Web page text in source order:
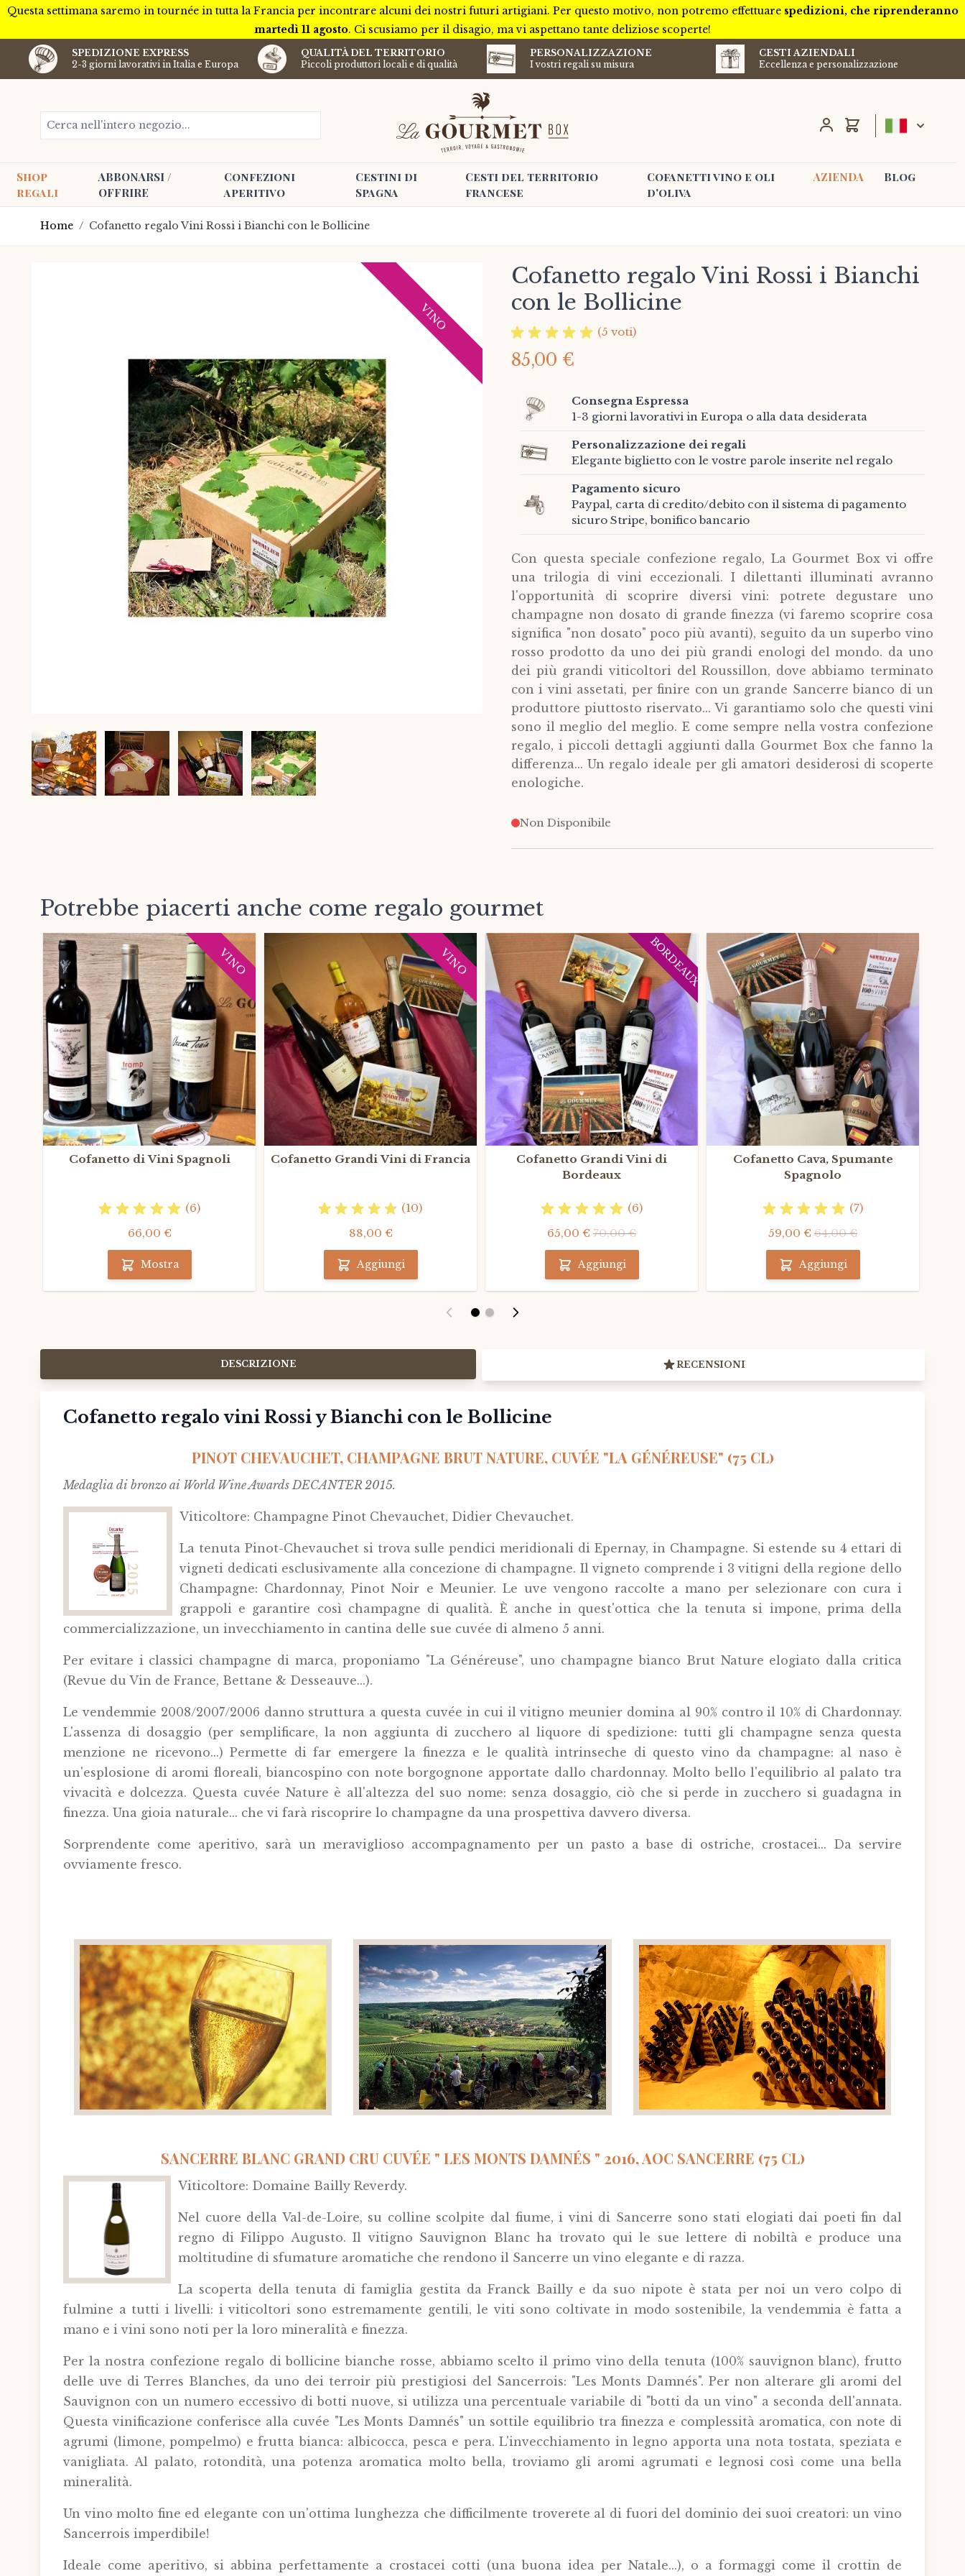
Questa settimana saremo in tournée in tutta la Francia per incontrare alcuni dei nostri futuri artigiani. Per questo motivo, non potremo effettuare spedizioni, che riprenderanno
martedì 11 agosto. Ci scusiamo per il disagio, ma vi aspettano tante deliziose scoperte!
SPEDIZIONE EXPRESS
2-3 giorni lavorativi in Italia e Europa
QUALITÀ DEL TERRITORIO
Piccoli produttori locali e di qualità
PERSONALIZZAZIONE
I vostri regali su misura
CESTI AZIENDALI
Eccellenza e personalizzazione
Cerca nell'intero negozio... Carrello
Shop
regali
ABBONARSI /
OFFRIRE
Confezioni
aperitivo
Cestini di
Spagna
Cesti del territorio
francese
Cofanetti vino e oli
d'oliva
AZIENDA Blog
Home / Cofanetto regalo Vini Rossi i Bianchi con le Bollicine
VINO
Cofanetto regalo Vini Rossi i Bianchi
con le Bollicine
(5 voti)
85,00 €
Consegna Espressa
1-3 giorni lavorativi in Europa o alla data desiderata
Personalizzazione dei regali
Elegante biglietto con le vostre parole inserite nel regalo
Pagamento sicuro
Paypal, carta di credito/debito con il sistema di pagamento
sicuro Stripe, bonifico bancario
Con questa speciale confezione regalo, La Gourmet Box vi offre
una trilogia di vini eccezionali. I dilettanti illuminati avranno
l'opportunità di scoprire diversi vini: potrete degustare uno
champagne non dosato di grande finezza (vi faremo scoprire cosa
significa "non dosato" poco più avanti), seguito da un superbo vino
rosso prodotto da uno dei più grandi enologi del mondo. da uno
dei più grandi viticoltori del Roussillon, dove abbiamo terminato
con i vini assetati, per finire con un grande Sancerre bianco di un
produttore piuttosto riservato... Vi garantiamo solo che questi vini
sono il meglio del meglio. E come sempre nella vostra confezione
regalo, i piccoli dettagli aggiunti dalla Gourmet Box che fanno la
differenza... Un regalo ideale per gli amatori desiderosi di scoperte
enologiche.
Non Disponibile
Potrebbe piacerti anche come regalo gourmet
VINO
Cofanetto di Vini Spagnoli
(6)
66,00 €
Mostra
VINO
Cofanetto Grandi Vini di Francia
(10)
88,00 €
Aggiungi
BORDEAUX
Cofanetto Grandi Vini di
Bordeaux
(6)
65,00 € 70,00 €
Aggiungi
Cofanetto Cava, Spumante
Spagnolo
(7)
59,00 € 64,00 €
Aggiungi
DESCRIZIONE RECENSIONI
Cofanetto regalo vini Rossi y Bianchi con le Bollicine
PINOT CHEVAUCHET, CHAMPAGNE BRUT NATURE, CUVÉE "LA GÉNÉREUSE" (75 CL)
Medaglia di bronzo ai World Wine Awards DECANTER 2015.
Viticoltore: Champagne Pinot Chevauchet, Didier Chevauchet.
La tenuta Pinot-Chevauchet si trova sulle pendici meridionali di Epernay, in Champagne. Si estende su 4 ettari di
vigneti dedicati esclusivamente alla concezione di champagne. Il vigneto comprende i 3 vitigni della regione dello
Champagne: Chardonnay, Pinot Noir e Meunier. Le uve vengono raccolte a mano per selezionare con cura i
grappoli e garantire così champagne di qualità. È anche in quest'ottica che la tenuta si impone, prima della
commercializzazione, un invecchiamento in cantina delle sue cuvée di almeno 5 anni.
Per evitare i classici champagne di marca, proponiamo "La Généreuse", uno champagne bianco Brut Nature elogiato dalla critica
(Revue du Vin de France, Bettane & Desseauve...).
Le vendemmie 2008/2007/2006 danno struttura a questa cuvée in cui il vitigno meunier domina al 90% contro il 10% di Chardonnay.
L'assenza di dosaggio (per semplificare, la non aggiunta di zucchero al liquore di spedizione: tutti gli champagne senza questa
menzione ne ricevono...) Permette di far emergere la finezza e le qualità intrinseche di questo vino da champagne: al naso è
un'esplosione di aromi floreali, biancospino con note borgognone apportate dallo chardonnay. Molto bello l'equilibrio al palato tra
vivacità e dolcezza. Questa cuvée Nature è all'altezza del suo nome: senza dosaggio, ciò che si perde in zucchero si guadagna in
finezza. Una gioia naturale... che vi farà riscoprire lo champagne da una prospettiva davvero diversa.
Sorprendente come aperitivo, sarà un meraviglioso accompagnamento per un pasto a base di ostriche, crostacei... Da servire
ovviamente fresco.
SANCERRE BLANC GRAND CRU CUVÉE " LES MONTS DAMNÉS " 2016, AOC SANCERRE (75 CL)
Viticoltore: Domaine Bailly Reverdy.
Nel cuore della Val-de-Loire, su colline scolpite dal fiume, i vini di Sancerre sono stati elogiati dai poeti fin dal
regno di Filippo Augusto. Il vitigno Sauvignon Blanc ha trovato qui le sue lettere di nobiltà e produce una
moltitudine di sfumature aromatiche che rendono il Sancerre un vino elegante e di razza.
La scoperta della tenuta di famiglia gestita da Franck Bailly e da suo nipote è stata per noi un vero colpo di
fulmine a tutti i livelli: i viticoltori sono estremamente gentili, le viti sono coltivate in modo sostenibile, la vendemmia è fatta a
mano e i vini sono noti per la loro mineralità e finezza.
Per la nostra confezione regalo di bollicine bianche rosse, abbiamo scelto il primo vino della tenuta (100% sauvignon blanc), frutto
delle uve di Terres Blanches, da uno dei terroir più prestigiosi del Sancerrois: "Les Monts Damnés". Per non alterare gli aromi del
Sauvignon con un numero eccessivo di botti nuove, si utilizza una percentuale variabile di "botti da un vino" a seconda dell'annata.
Questa vinificazione conferisce alla cuvée "Les Monts Damnés" un sottile equilibrio tra finezza e complessità aromatica, con note di
agrumi (limone, pompelmo) e frutta bianca: albicocca, pesca e pera. L'invecchiamento in legno apporta una nota tostata, speziata e
vanigliata. Al palato, rotondità, una potenza aromatica molto bella, troviamo gli aromi agrumati e legnosi così come una bella
mineralità.
Un vino molto fine ed elegante con un'ottima lunghezza che difficilmente troverete al di fuori del dominio dei suoi creatori: un vino
Sancerrois imperdibile!
Ideale come aperitivo, si abbina perfettamente a crostacei cotti (una buona idea per Natale...), o a formaggi come il crottin de